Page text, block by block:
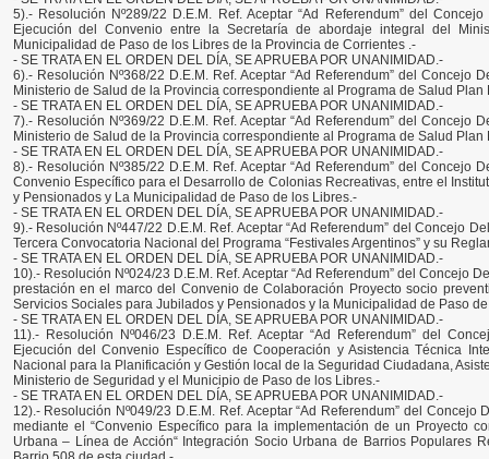
5).- Resolución Nº289/22 D.E.M. Ref. Aceptar “Ad Referendum” del
Ejecución del Convenio entre la Secretaría de abordaje integral del
Municipalidad de Paso de los Libres de la Provincia de Corrientes .-
- SE TRATA EN EL ORDEN DEL DÍA, SE APRUEBA POR UNANIMIDAD.-
6).- Resolución Nº368/22 D.E.M. Ref. Aceptar “Ad Referendum” del Concejo
Ministerio de Salud de la Provincia correspondiente al Programa de Salud Plan
- SE TRATA EN EL ORDEN DEL DÍA, SE APRUEBA POR UNANIMIDAD.-
7).- Resolución Nº369/22 D.E.M. Ref. Aceptar “Ad Referendum” del Concejo
Ministerio de Salud de la Provincia correspondiente al Programa de Salud Plan
- SE TRATA EN EL ORDEN DEL DÍA, SE APRUEBA POR UNANIMIDAD.-
8).- Resolución Nº385/22 D.E.M. Ref. Aceptar “Ad Referendum” del Concejo
Convenio Específico para el Desarrollo de Colonias Recreativas, entre el
y Pensionados y La Municipalidad de Paso de los Libres.-
- SE TRATA EN EL ORDEN DEL DÍA, SE APRUEBA POR UNANIMIDAD.-
9).- Resolución Nº447/22 D.E.M. Ref. Aceptar “Ad Referendum” del Concejo
Tercera Convocatoria Nacional del Programa “Festivales Argentinos” y su
- SE TRATA EN EL ORDEN DEL DÍA, SE APRUEBA POR UNANIMIDAD.-
10).- Resolución Nº024/23 D.E.M. Ref. Aceptar “Ad Referendum” del Concejo
prestación en el marco del Convenio de Colaboración Proyecto socio
Servicios Sociales para Jubilados y Pensionados y la Municipalidad de Paso
- SE TRATA EN EL ORDEN DEL DÍA, SE APRUEBA POR UNANIMIDAD.-
11).- Resolución Nº046/23 D.E.M. Ref. Aceptar “Ad Referendum” del
Ejecución del Convenio Específico de Cooperación y Asistencia Técnica
Nacional para la Planificación y Gestión local de la Seguridad Ciudadana,
Ministerio de Seguridad y el Municipio de Paso de los Libres.-
- SE TRATA EN EL ORDEN DEL DÍA, SE APRUEBA POR UNANIMIDAD.-
12).- Resolución Nº049/23 D.E.M. Ref. Aceptar “Ad Referendum” del
mediante el “Convenio Específico para la implementación de un Proyecto
Urbana – Línea de Acción“ Integración Socio Urbana de Barrios Populares